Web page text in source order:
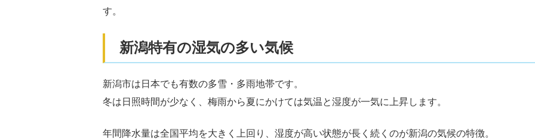
す。
新潟特有の湿気の多い気候
新潟市は日本でも有数の多雪・多雨地帯です。
冬は日照時間が少なく、梅雨から夏にかけては気温と湿度が一気に上昇します。
年間降水量は全国平均を大きく上回り、湿度が高い状態が長く続くのが新潟の気候の特徴。